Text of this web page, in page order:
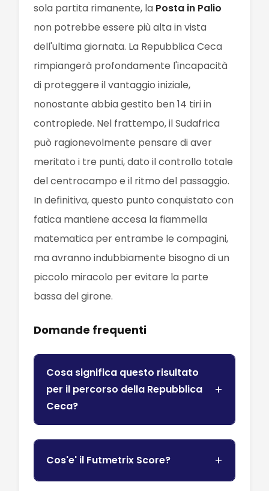
sola partita rimanente, la Posta in Palio
non potrebbe essere più alta in vista
dell'ultima giornata. La Repubblica Ceca
rimpiangerà profondamente l'incapacità
di proteggere il vantaggio iniziale,
nonostante abbia gestito ben 14 tiri in
contropiede. Nel frattempo, il Sudafrica
può ragionevolmente pensare di aver
meritato i tre punti, dato il controllo totale
del centrocampo e il ritmo del passaggio.
In definitiva, questo punto conquistato con
fatica mantiene accesa la fiammella
matematica per entrambe le compagini,
ma avranno indubbiamente bisogno di un
piccolo miracolo per evitare la parte
bassa del girone.
Domande frequenti
Cosa significa questo risultato
per il percorso della Repubblica
Ceca?
Cos'e' il Futmetrix Score?